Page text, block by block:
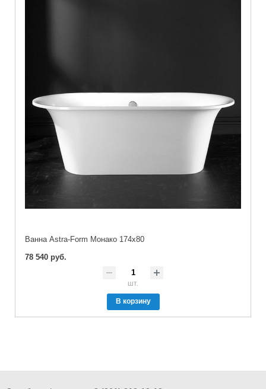
Ванна Astra-Form Монако 174x80
78 540 руб.
шт.
В корзину